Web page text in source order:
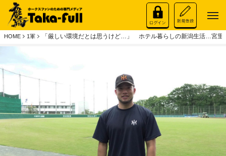
HOME 1軍 「厳しい環境だとは思うけど…」 ホテル暮らしの新潟生活…宮里